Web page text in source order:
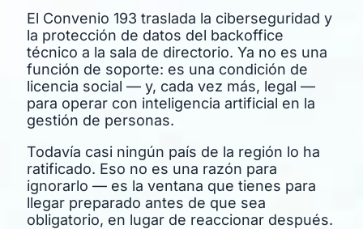
El Convenio 193 traslada la ciberseguridad y
la protección de datos del backoffice
técnico a la sala de directorio. Ya no es una
función de soporte: es una condición de
licencia social — y, cada vez más, legal —
para operar con inteligencia artificial en la
gestión de personas.
Todavía casi ningún país de la región lo ha
ratificado. Eso no es una razón para
ignorarlo — es la ventana que tienes para
llegar preparado antes de que sea
obligatorio, en lugar de reaccionar después.